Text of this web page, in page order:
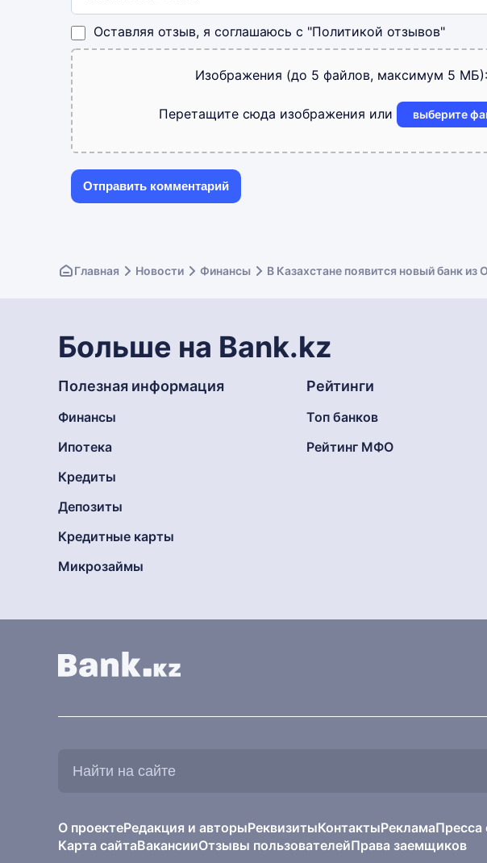
Оставляя отзыв, я соглашаюсь с "Политикой отзывов"
Изображения (до 5 файлов, максимум 5 МБ):
Перетащите сюда изображения или выберите
Главная Новости Финансы В Казахстане появится новый банк из
Больше на Bank.kz
Полезная информация
Финансы
Ипотека
Кредиты
Депозиты
Кредитные карты
Микрозаймы
Рейтинги
Топ банков
Рейтинг МФО
О проектеРедакция и авторыРеквизитыКонтактыРекламаПресса
Карта сайтаВакансииОтзывы пользователейПрава заемщиков